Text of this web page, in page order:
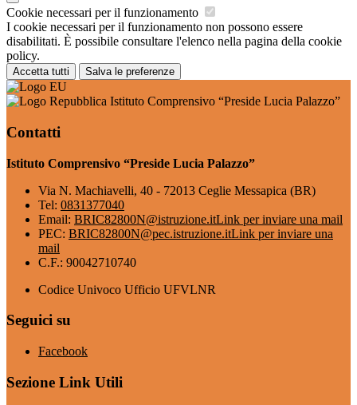
Cookie necessari per il funzionamento
I cookie necessari per il funzionamento non possono essere
disabilitati. È possibile consultare l'elenco nella pagina della cookie
policy.
Accetta tutti Salva le preferenze
Istituto Comprensivo “Preside Lucia Palazzo”
Contatti
Istituto Comprensivo “Preside Lucia Palazzo”
Via N. Machiavelli, 40 - 72013 Ceglie Messapica (BR)
Tel: 0831377040
Email: BRIC82800N@istruzione.itLink per inviare una mail
PEC: BRIC82800N@pec.istruzione.itLink per inviare una
mail
C.F.: 90042710740
Codice Univoco Ufficio UFVLNR
Seguici su
Facebook
Sezione Link Utili